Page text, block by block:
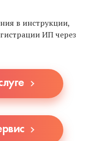
в инструкции,
ИП через